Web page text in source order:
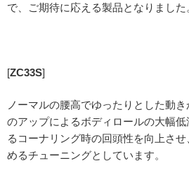
で、ご期待に応える製品となりました
[ZC33S]
ノーマルの腰高でゆったりとした動
のアップによるボディロールの大幅
るコーナリング時の回頭性を向上さ
めるチューニングとしています。